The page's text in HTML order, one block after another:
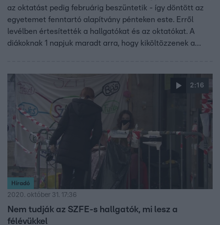
az oktatást pedig februárig beszüntetik - így döntött az
egyetemet fenntartó alapítvány pénteken este. Erről
levélben értesítették a hallgatókat és az oktatókat. A
diákoknak 1 napjuk maradt arra, hogy kiköltözzenek a
újabb szolidaritási tüntetés kezdődött.
2:16
Híradó
2020. október 31. 17:36
Nem tudják az SZFE-s hallgatók, mi lesz a
félévükkel